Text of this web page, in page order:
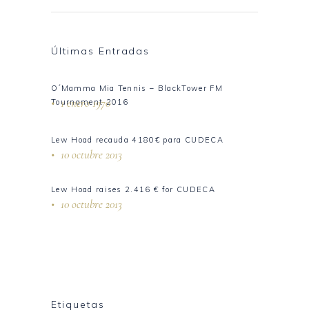
Últimas Entradas
O´Mamma Mia Tennis – BlackTower FM
Tournament 2016
1 enero 1970
Lew Hoad recauda 4180€ para CUDECA
10 octubre 2013
Lew Hoad raises 2.416 € for CUDECA
10 octubre 2013
Etiquetas